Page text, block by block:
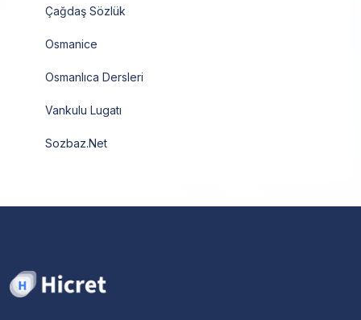
Çağdaş Sözlük
Osmanice
Osmanlıca Dersleri
Vankulu Lugatı
Sozbaz.Net